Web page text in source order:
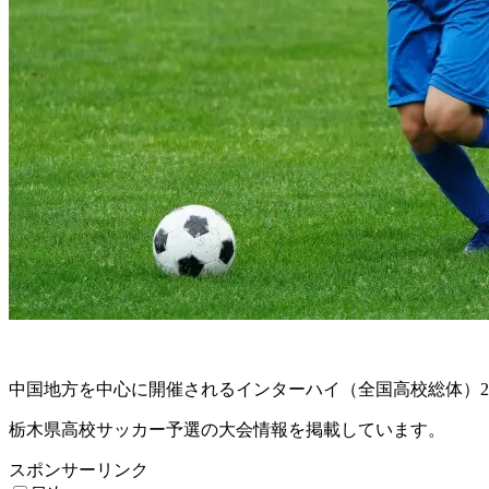
中国地方を中心に開催されるインターハイ（全国高校総体）
栃木県高校サッカー予選の大会情報を掲載しています。
スポンサーリンク